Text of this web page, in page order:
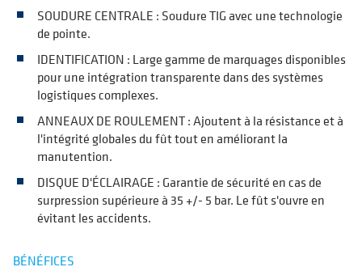
SOUDURE CENTRALE : Soudure TIG avec une technologie
de pointe.
IDENTIFICATION : Large gamme de marquages disponibles
pour une intégration transparente dans des systèmes
logistiques complexes.
ANNEAUX DE ROULEMENT : Ajoutent à la résistance et à
l'intégrité globales du fût tout en améliorant la
manutention.
DISQUE D'ÉCLAIRAGE : Garantie de sécurité en cas de
surpression supérieure à 35 +/- 5 bar. Le fût s'ouvre en
évitant les accidents.
BÉNÉFICES